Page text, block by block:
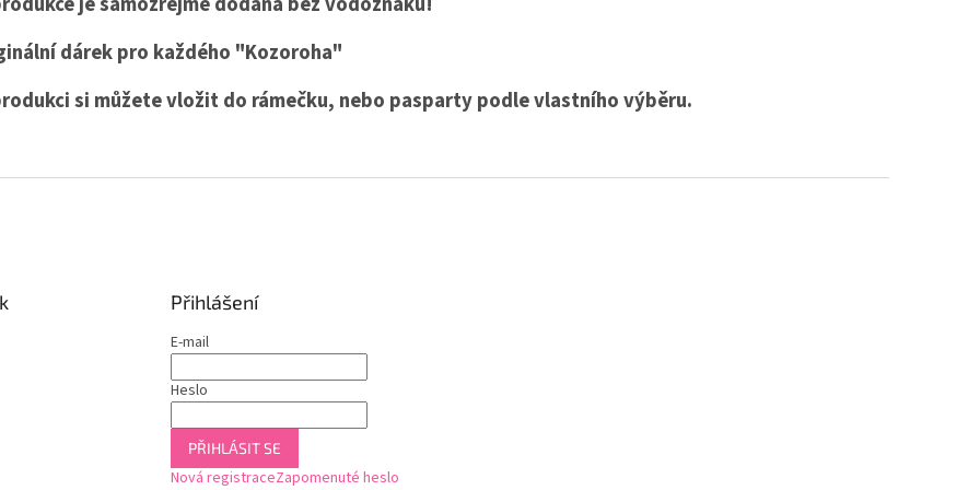
dárek pro každého "Kozoroha"
si můžete vložit do rámečku, nebo pasparty podle vlastního výběru.
Přihlášení
E-mail
Heslo
PŘIHLÁSIT SE
Nová registraceZapomenuté heslo